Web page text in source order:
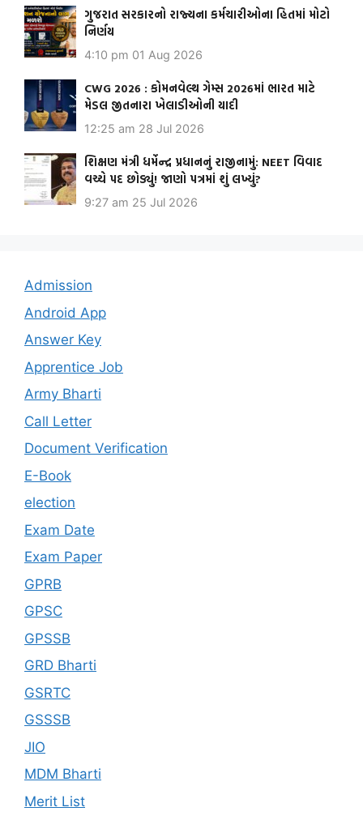
ગુજરાત સરકારનો રાજ્યના કર્મચારીઓના હિતમાં મોટો
નિર્ણય
4:10 pm 01 Aug 2026
CWG 2026 : કોમનવેલ્થ ગેમ્સ 2026માં ભારત માટે
મેડલ જીતનારા ખેલાડીઓની યાદી
12:25 am 28 Jul 2026
શિક્ષણ મંત્રી ધર્મેન્દ્ર પ્રધાનનું રાજીનામું: NEET વિવાદ
વચ્ચે પદ છોડ્યું! જાણો પત્રમાં શું લખ્યું?
9:27 am 25 Jul 2026
Admission
Android App
Answer Key
Apprentice Job
Army Bharti
Call Letter
Document Verification
E-Book
election
Exam Date
Exam Paper
GPRB
GPSC
GPSSB
GRD Bharti
GSRTC
GSSSB
JIO
MDM Bharti
Merit List